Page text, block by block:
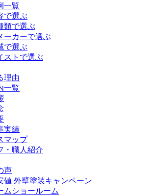
一覧
で選ぶ
類で選ぶ
ーカーで選ぶ
で選ぶ
ストで選ぶ
理由
一覧
実績
マップ
・職人紹介
声
値 外壁塗装キャンペーン
ムショールーム